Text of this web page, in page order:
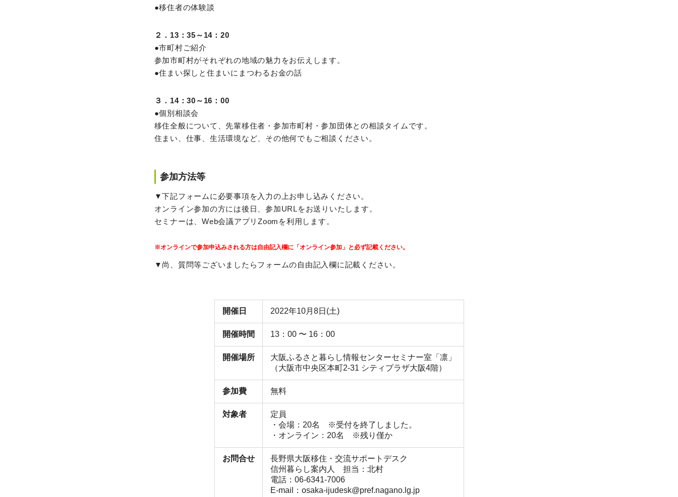
●移住者の体験談
２．13：35～14：20
●市町村ご紹介
参加市町村がそれぞれの地域の魅力をお伝えします。
●住まい探しと住まいにまつわるお金の話
３．14：30～16：00
●個別相談会
移住全般について、先輩移住者・参加市町村・参加団体との相談タイムです。
住まい、仕事、生活環境など、その他何でもご相談ください。
参加方法等
▼下記フォームに必要事項を入力の上お申し込みください。
オンライン参加の方には後日、参加URLをお送りいたします。
セミナーは、Web会議アプリZoomを利用します。
※オンラインで参加申込みされる方は自由記入欄に「オンライン参加」と必ず記載ください。
▼尚、質問等ございましたらフォームの自由記入欄に記載ください。
開催日 2022年10月8日(土)
開催時間 13：00 〜 16：00
開催場所
大阪ふるさと暮らし情報センターセミナー室「凛」
（大阪市中央区本町2-31 シティプラザ大阪4階）
参加費 無料
対象者
定員
・会場：20名 ※受付を終了しました。
・オンライン：20名 ※残り僅か
お問合せ
長野県大阪移住・交流サポートデスク
信州暮らし案内人 担当：北村
電話：06-6341-7006
E-mail：osaka-ijudesk@pref.nagano.lg.jp